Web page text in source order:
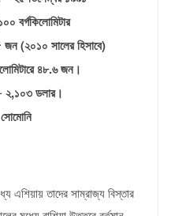
বর্গকিলোমিটার
(২০১০ সালের হিসাবে)
৪৮.৬ জন।
২,১০৩ ডলার।
সোমোনি
এশিয়ায় তাদের সাম্রাজ্য বিস্তার